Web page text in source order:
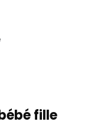
fille